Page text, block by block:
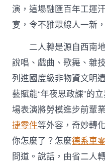
演，這場融匯百年工運
宴，令不雅眾線人一新
二人轉是源自西南
說唱、戲曲、歌舞、雜
列進國度級非物資文明
藝賦能“年夜思政課”的
場表演將勞模進步前輩
捷零件等外容，奇妙轉
你怎麼了？怎麼德系車
問道。說話，由省二人